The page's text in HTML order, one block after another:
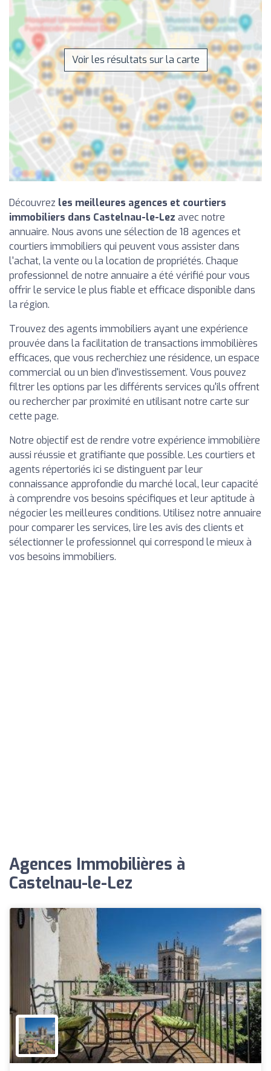
Voir les résultats sur la carte
Découvrez les meilleures agences et courtiers
immobiliers dans Castelnau-le-Lez avec notre
annuaire. Nous avons une sélection de 18 agences et
courtiers immobiliers qui peuvent vous assister dans
l'achat, la vente ou la location de propriétés. Chaque
professionnel de notre annuaire a été vérifié pour vous
offrir le service le plus fiable et efficace disponible dans
la région.
Trouvez des agents immobiliers ayant une expérience
prouvée dans la facilitation de transactions immobilières
efficaces, que vous recherchiez une résidence, un espace
commercial ou un bien d'investissement. Vous pouvez
filtrer les options par les différents services qu'ils offrent
ou rechercher par proximité en utilisant notre carte sur
cette page.
Notre objectif est de rendre votre expérience immobilière
aussi réussie et gratifiante que possible. Les courtiers et
agents répertoriés ici se distinguent par leur
connaissance approfondie du marché local, leur capacité
à comprendre vos besoins spécifiques et leur aptitude à
négocier les meilleures conditions. Utilisez notre annuaire
pour comparer les services, lire les avis des clients et
sélectionner le professionnel qui correspond le mieux à
vos besoins immobiliers.
Agences Immobilières à
Castelnau-le-Lez